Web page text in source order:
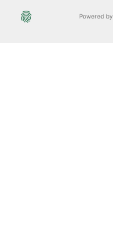
Powered by